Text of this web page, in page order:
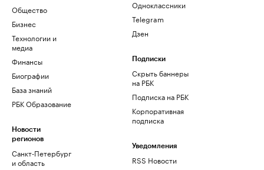
Общество
Бизнес
Технологии и
медиа
Финансы
Биографии
База знаний
РБК Образование
Новости
регионов
Санкт-Петербург
и область
Одноклассники
Telegram
Дзен
Подписки
Скрыть баннеры
на РБК
Подписка на РБК
Корпоративная
подписка
Уведомления
RSS Новости